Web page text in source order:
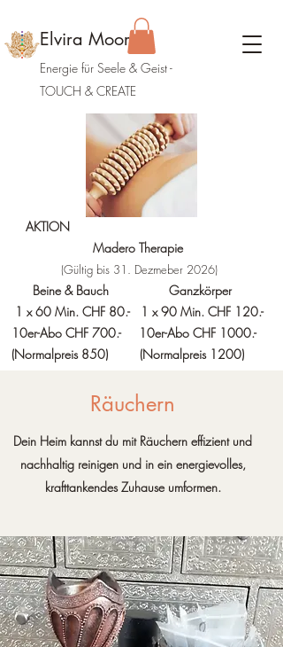
Elvira Moor
Energie für Seele & Geist-
TOUCH & CREATE
AKTION
Madero Therapie
(Gültig bis 31. Dezmeber 2026)
Beine & Bauch Ganzkörper
1 x 60 Min. CHF 80.- 1 x 90 Min. CHF 120.-
10er-Abo CHF 700.- 10er-Abo CHF 1000.-
(Normalpreis 850) (Normalpreis 1200)
Räuchern
Dein Heim kannst du mit Räuchern effizient und
nachhaltig reinigen und in ein energievolles,
krafttankendes Zuhause umformen.